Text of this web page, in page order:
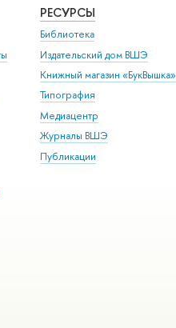
РЕСУРСЫ
Библиотека
Издательский дом ВШЭ
Книжный магазин «БукВышка»
Типография
Медиацентр
Журналы ВШЭ
Публикации